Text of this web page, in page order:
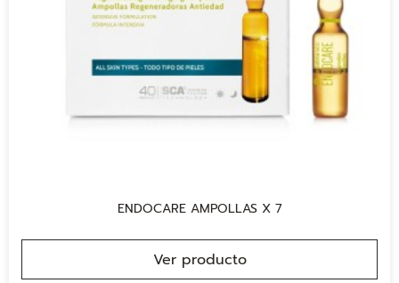
ENDOCARE AMPOLLAS X 7
Ver producto